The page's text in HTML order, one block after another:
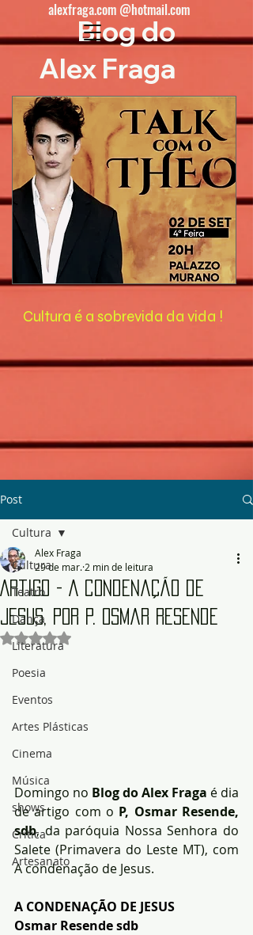
Cultura é a sobrevida da vida !
Blog do
Alex Fraga
alexfraga.com @hotmail.com
Post
Cultura
Teatro
Dança
Literatura
Poesia
Eventos
Artes Plásticas
Cinema
Música
shows
Crítica
Artesanato
Cultura
Artigo - A condenação de
Jesus, por P. Osmar Resende
Alex Fraga
29 de mar. 2 min de leitura
Avaliado com NaN de 5 estrelas.
Domingo no Blog do Alex Fraga é dia
de artigo com o P, Osmar Resende,
sdb, da paróquia Nossa Senhora do
Salete (Primavera do Leste MT), com
A condenação de Jesus.
A CONDENAÇÃO DE JESUS
Osmar Resende sdb